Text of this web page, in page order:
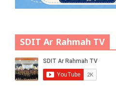
SDIT Ar Rahmah TV